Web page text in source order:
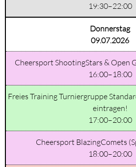
19:30–22:00
Donnerstag
09.07.2026
Cheersport ShootingStars & Open
16:00–18:00
Freies Training Turniergruppe
eintragen!
17:00–20:00
Cheersport BlazingComets
18:00–20:00